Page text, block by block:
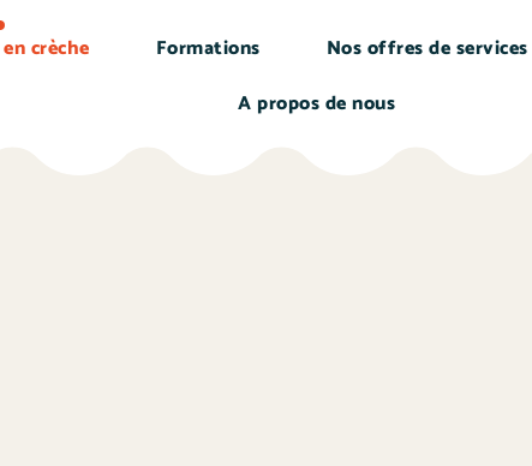
crèche Formations Nos offres de services
A propos de nous